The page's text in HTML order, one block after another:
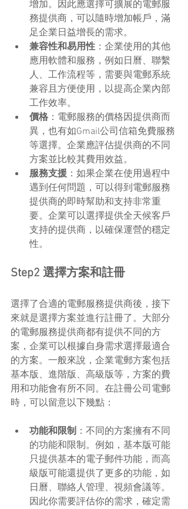
增加。因此應選擇可擴展的電郵服
務提供商，可以隨時增加帳戶，滿
足企業日益增長的需求。
兼容性和易用性 ：企業使用的其他
應用軟體和服務，例如日曆、聯繫
人、工作流程等，需要與電郵系統
兼容且方便使用，以提高企業內部
工作效率。
價格 ：電郵服務的價格因提供商而
異，也有如Gmail公司信箱免費服務
等選擇。企業應評估提供商的不同
方案並比較其費用效益。
服務支援 ：如果企業在使用過程中
遇到任何問題，可以得到電郵服務
提供商的即時幫助和支持非常重
要。企業可以選擇提供全天候客戶
支持的提供商，以確保運營的穩定
性。
Step2 選擇方案和註冊
選擇了合適的電郵服務提供商後，接下
來就是選擇方案並進行註冊了。大部分
的電郵服務提供商都有提供不同的方
案，企業可以根據自身需求選擇最適合
的方案。一般來說，企業電郵方案包括
基本版、進階版、高級版等，方案的費
用和功能會有所不同。在註冊公司電郵
時，可以留意以下幾點：
功能和限制 ：不同的方案擁有不同
的功能和限制。例如，基本版可能
只提供基本的電子郵件功能，而高
級版可能還提供了更多的功能，如
日曆、聯絡人管理、視頻會議等。
因此你需要評估你的需求，確定需